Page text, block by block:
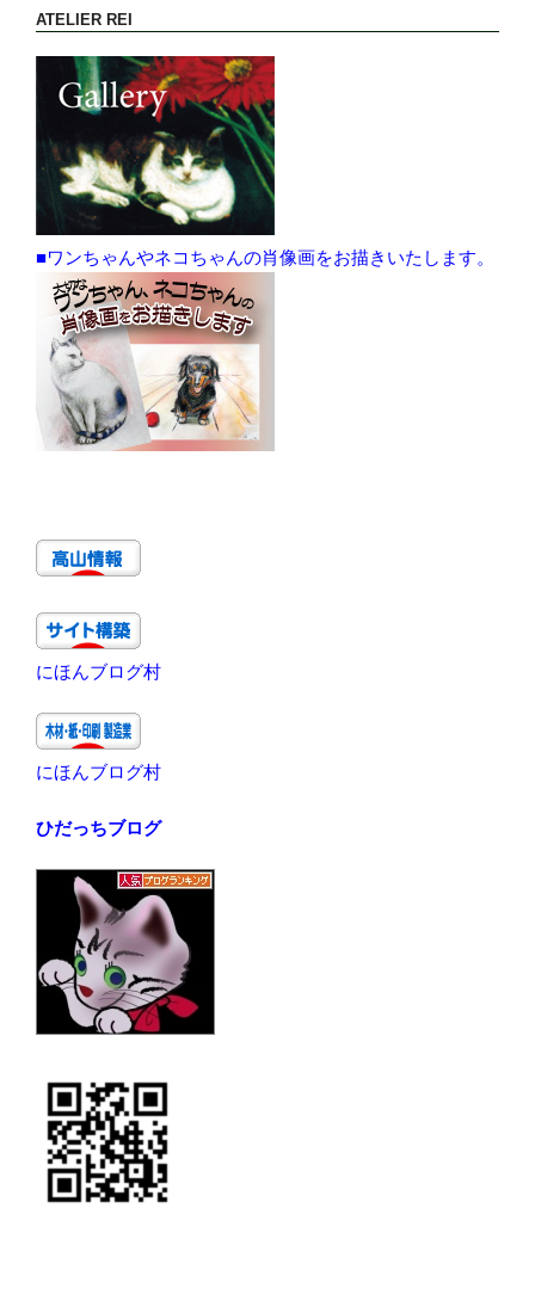
ATELIER REI
■ワンちゃんやネコちゃんの肖像画をお描きいたします。
にほんブログ村
にほんブログ村
ひだっちブログ